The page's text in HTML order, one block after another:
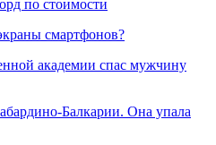
по стоимости
смартфонов?
академии спас мужчину
Балкарии. Она упала